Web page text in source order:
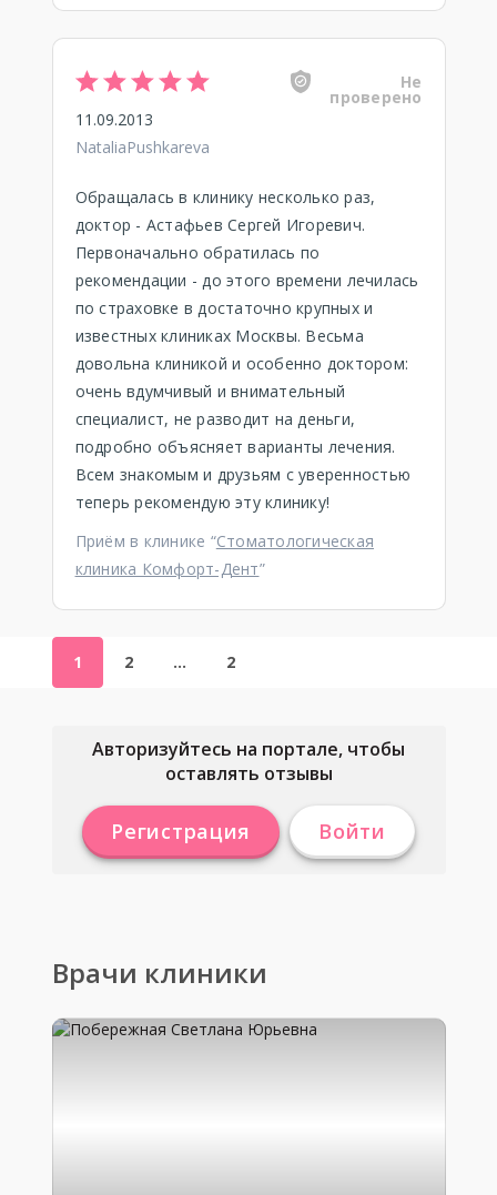
Не
проверено
11.09.2013
NataliaPushkareva
Обращалась в клинику несколько раз,
доктор - Астафьев Сергей Игоревич.
Первоначально обратилась по
рекомендации - до этого времени лечилась
по страховке в достаточно крупных и
известных клиниках Москвы. Весьма
довольна клиникой и особенно доктором:
очень вдумчивый и внимательный
специалист, не разводит на деньги,
подробно объясняет варианты лечения.
Всем знакомым и друзьям с уверенностью
теперь рекомендую эту клинику!
Приём в клинике “Стоматологическая
клиника Комфорт-Дент”
1 2 … 2
Авторизуйтесь на портале, чтобы
оставлять отзывы
Регистрация Войти
Врачи клиники